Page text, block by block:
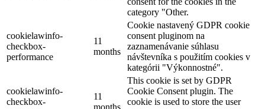
category "Other.
cookielawinfo-
checkbox-
performance
11
months
Cookie nastavený GDPR cookie
consent pluginom na
zaznamenávanie súhlasu
návštevníka s použitím cookies v
kategórii "Výkonnostné".
cookielawinfo-
checkbox-
11
This cookie is set by GDPR
Cookie Consent plugin. The
cookie is used to store the user